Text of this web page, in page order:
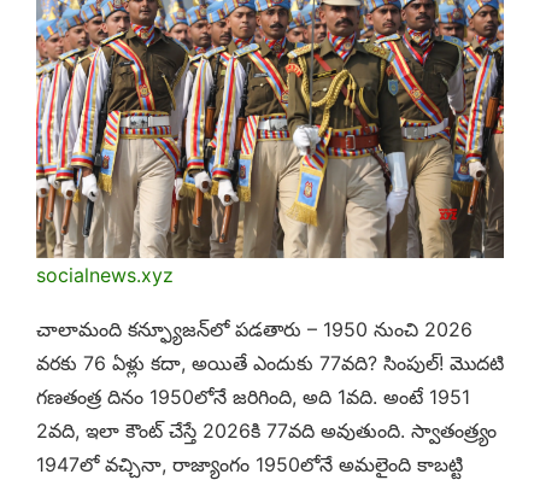
socialnews.xyz
చాలామంది కన్ఫ్యూజన్‌లో పడతారు – 1950 నుంచి 2026
వరకు 76 ఏళ్లు కదా, అయితే ఎందుకు 77వది? సింపుల్! మొదటి
గణతంత్ర దినం 1950లోనే జరిగింది, అది 1వది. అంటే 1951
2వది, ఇలా కౌంట్ చేస్తే 2026కి 77వది అవుతుంది. స్వాతంత్ర్యం
1947లో వచ్చినా, రాజ్యాంగం 1950లోనే అమలైంది కాబట్టి